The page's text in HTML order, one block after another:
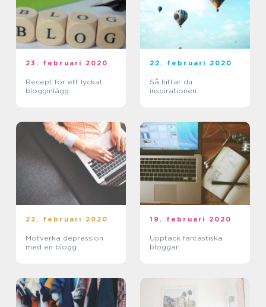
23. februari 2020
Recept för ett lyckat
blogginlägg
22. februari 2020
Så hittar du
inspirationen
22. februari 2020
Motverka depression
med en blogg
19. februari 2020
Upptäck fantastiska
bloggar